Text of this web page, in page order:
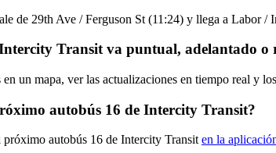
de 29th Ave / Ferguson St (11:24) y llega a Labor
Transit va puntual, adelantado o
en un mapa, ver las actualizaciones en tiempo real y
autobús 16 de Intercity Transit?
próximo autobús 16 de Intercity Transit en la